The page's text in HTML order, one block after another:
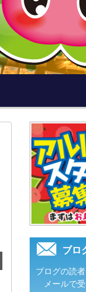
ブロ
ブログの読
メールで